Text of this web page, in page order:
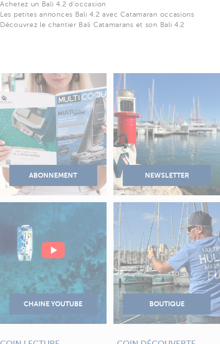
Achetez un Bali 4.2 d'occasion
Les petites annonces Bali 4.2 avec Catamaran occasions
Découvrez le chantier Bali Catamarans et son Bali 4.2